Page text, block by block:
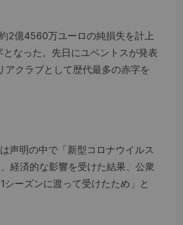
2億4560万ユーロの純損失を計上
なった。先日にユベントスが発表
クラブとして歴代最多の赤字を
声明の中で「新型コロナウイルス
経済的な影響を受けた結果、公衆
ーズンに渡って受けたため」と